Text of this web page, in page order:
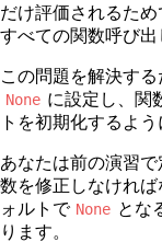
だけ評価されるた
すべての関数呼び出
この問題を解決す
None に設定し、関
トを初期化するよ
あなたは前の演習で
数を修正しなけれ
ォルトで None とな
ります。